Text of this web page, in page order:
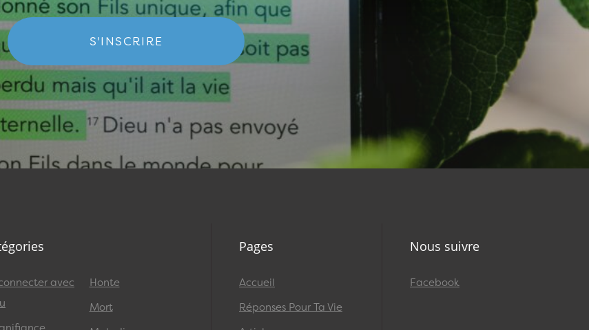
S'INSCRIRE
avec
Honte
Mort
Pages
Accueil
Réponses Pour Ta Vie
Nous suivre
Facebook